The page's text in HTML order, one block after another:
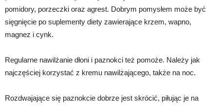
pomidory, porzeczki oraz agrest. Dobrym pomysłem może być
sięgnięcie po suplementy diety zawierające krzem, wapno,
magnez i cynk.
Regularne nawilżanie dłoni i paznokci też pomoże. Należy jak
najczęściej korzystać z kremu nawilżającego, także na noc.
Rozdwajające się paznokcie dobrze jest skrócić, piłując je na